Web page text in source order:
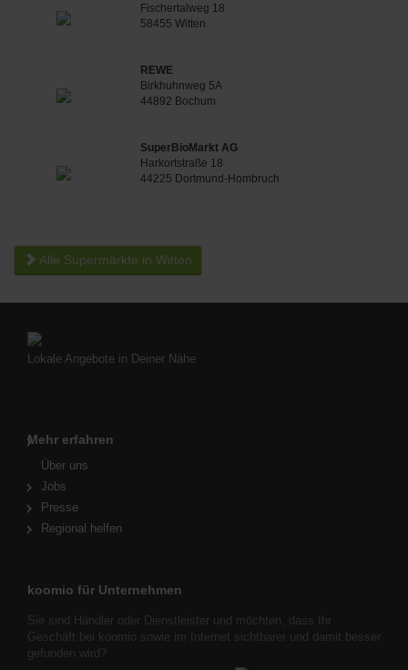
Fischertalweg 18
58455 Witten
REWE
Birkhuhnweg 5A
44892 Bochum
SuperBioMarkt AG
Harkortstraße 18
44225 Dortmund-Hombruch
Alle Supermärkte in Witten
Lokale Angebote in Deiner Nähe
Mehr erfahren
Über uns
Jobs
Presse
Regional helfen
koomio für Unternehmen
Sie sind Händler oder Dienstleister und möchten, dass Ihr
Geschäft bei koomio sowie im Internet sichtbarer und damit besser
gefunden wird?